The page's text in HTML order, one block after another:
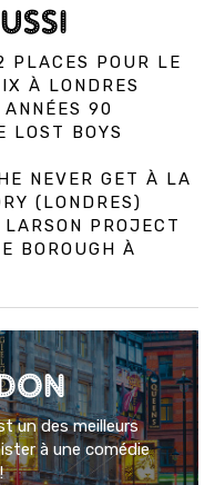
PLACES POUR LE
À LONDRES
90
LOST BOYS
NEVER GET À LA
(LONDRES)
PROJECT
BOROUGH À
un des meilleurs
à une comédie